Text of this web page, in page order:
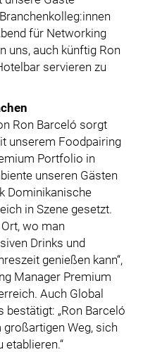
für Networking
uns, auch künftig Ron
servieren zu
Ron Barceló sorgt
unserem Foodpairing
Portfolio in
unseren Gästen
Dominikanische
in Szene gesetzt.
wo man
Drinks und
genießen kann“,
Manager Premium
Auch Global
„Ron Barceló
Weg, sich